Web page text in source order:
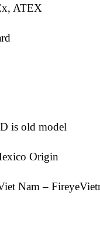
ATEX
is old model
Origin
Nam –